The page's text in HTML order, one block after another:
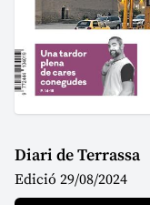
Diari de Terrassa
Edició 29/08/2024